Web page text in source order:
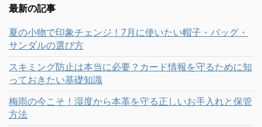
最新の記事
夏の小物で印象チェンジ！7月に使いたい帽子・バッグ・
サンダルの選び方
スキミング防止は本当に必要？カード情報を守るために知
っておきたい基礎知識
梅雨の今こそ！湿度から本革を守る正しいお手入れと保管
方法